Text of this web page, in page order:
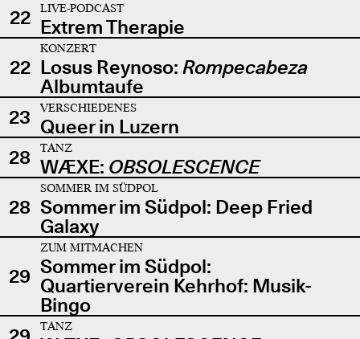
22
LIVE-PODCAST
Extrem Therapie
22
KONZERT
Losus Reynoso: Rompecabeza
Albumtaufe
23
VERSCHIEDENES
Queer in Luzern
28
TANZ
WÆXE: OBSOLESCENCE
28
SOMMER IM SÜDPOL
Sommer im Südpol: Deep Fried
Galaxy
29
ZUM MITMACHEN
Sommer im Südpol:
Quartierverein Kehrhof: Musik-
Bingo
TANZ